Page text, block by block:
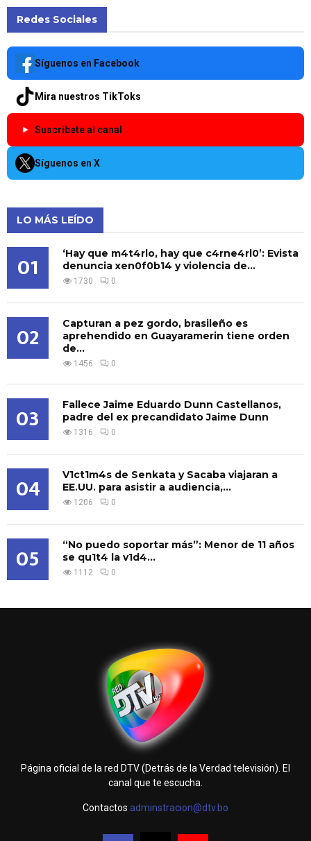
Redes Sociales
Síguenos en Facebook
Mira nuestros TikToks
Suscríbete al canal
Síguenos en X
LO MÁS LEÍDO
01
‘Hay que m4t4rlo, hay que c4rne4rl0’: Evista
denuncia xen0f0b14 y violencia de...
1730 0
02
Capturan a pez gordo, brasileño es
aprehendido en Guayaramerin tiene orden
de...
1456 0
03
Fallece Jaime Eduardo Dunn Castellanos,
padre del ex precandidato Jaime Dunn
1316 0
04
V1ct1m4s de Senkata y Sacaba viajaran a
EE.UU. para asistir a audiencia,...
1206 0
05
“No puedo soportar más”: Menor de 11 años
se qu1t4 la v1d4...
1112 0
Página oficial de la red DTV (Detrás de la Verdad televisión). El
canal que te escucha.
Contactos adminstracion@dtv.bo